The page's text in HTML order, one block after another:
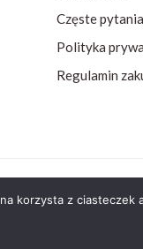
Częste pytania
Polityka
Regulamin
korzysta z ciasteczek